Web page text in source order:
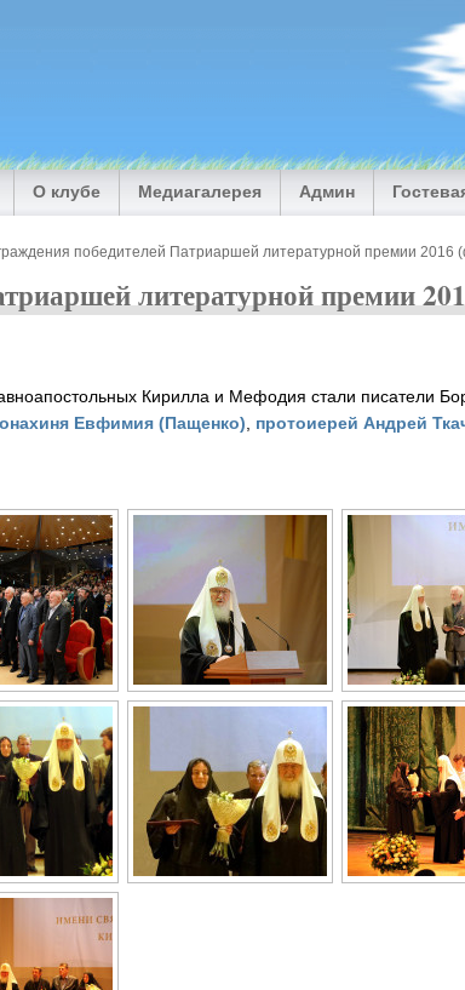
О клубе Медиагалерея Админ
победителей Патриаршей литературной премии 2016
литературной премии
Кирилла и Мефодия стали писатели
Евфимия (Пащенко) протоиерей Андрей